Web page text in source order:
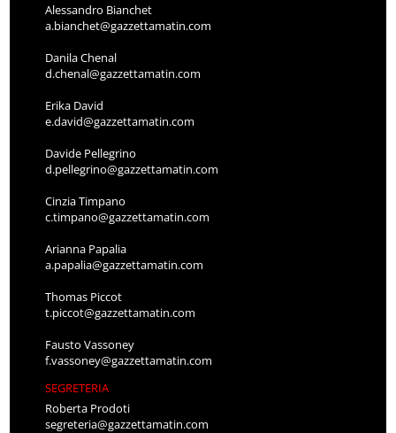
Alessandro Bianchet
a.bianchet@gazzettamatin.com
Danila Chenal
d.chenal@gazzettamatin.com
Erika David
e.david@gazzettamatin.com
Davide Pellegrino
d.pellegrino@gazzettamatin.com
Cinzia Timpano
c.timpano@gazzettamatin.com
Arianna Papalia
a.papalia@gazzettamatin.com
Thomas Piccot
t.piccot@gazzettamatin.com
Fausto Vassoney
f.vassoney@gazzettamatin.com
SEGRETERIA
Roberta Prodoti
segreteria@gazzettamatin.com